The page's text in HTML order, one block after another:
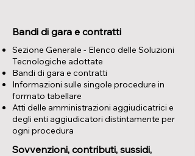
Bandi di gara e contratti
Sezione Generale - Elenco delle Soluzioni
Tecnologiche adottate
Bandi di gara e contratti
Informazioni sulle singole procedure in
formato tabellare
Atti delle amministrazioni aggiudicatrici e
degli enti aggiudicatori distintamente per
ogni procedura
Sovvenzioni, contributi, sussidi,